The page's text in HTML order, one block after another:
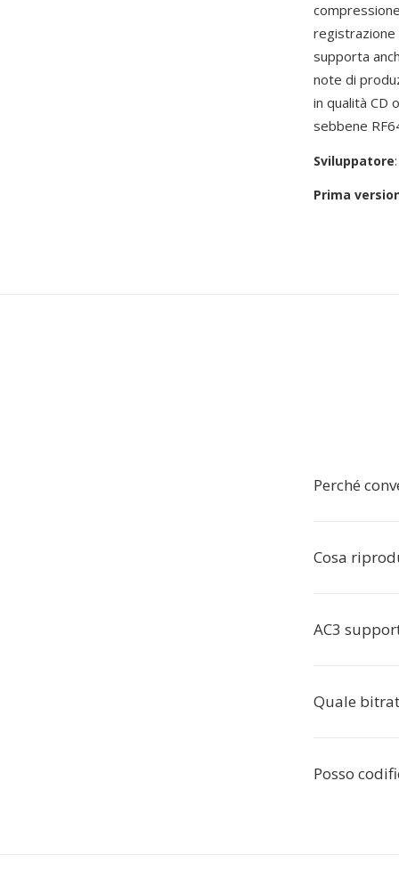
registrazione
supporta
note di
in qualità CD
sebbene
Sviluppatore:
Prima
Perché
Cosa
AC3
Quale
Posso